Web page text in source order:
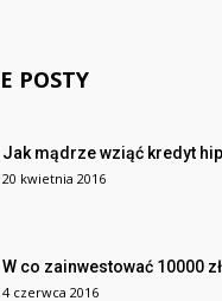
POSTY
Jak mądrze wziąć kredyt
20 kwietnia 2016
W co zainwestować 10000
4 czerwca 2016